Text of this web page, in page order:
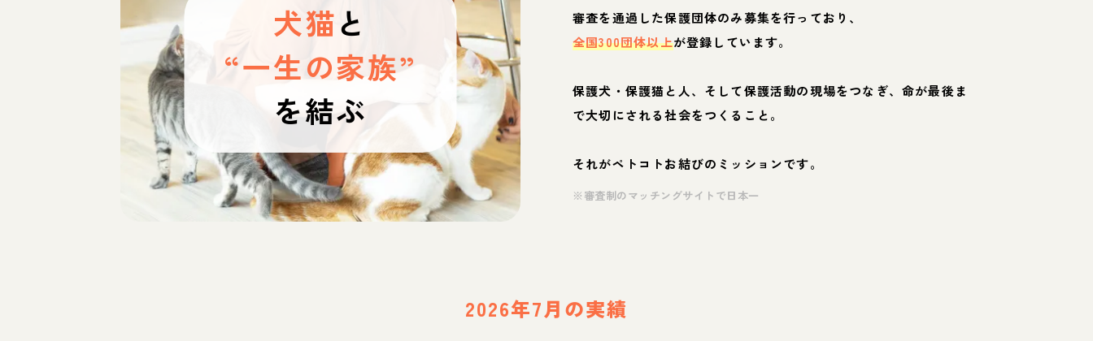
犬猫と
“一生の家族”
を結ぶ
審査を通過した保護団体のみ募集を行っており、
全国300団体以上が登録しています。
保護犬・保護猫と人、そして保護活動の現場をつなぎ、命が最後ま
で大切にされる社会をつくること。
それがペトコトお結びのミッションです。
※審査制のマッチングサイトで日本一
2026年7月の実績